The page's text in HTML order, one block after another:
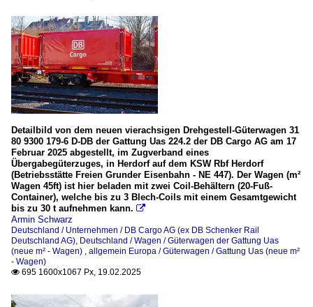
Detailbild von dem neuen vierachsigen Drehgestell-Güterwagen 31
80 9300 179-6 D-DB der Gattung Uas 224.2 der DB Cargo AG am 17
Februar 2025 abgestellt, im Zugverband eines
Übergabegüterzuges, in Herdorf auf dem KSW Rbf Herdorf
(Betriebsstätte Freien Grunder Eisenbahn - NE 447). Der Wagen (m²
Wagen 45ft) ist hier beladen mit zwei Coil-Behältern (20-Fuß-
Container), welche bis zu 3 Blech-Coils mit einem Gesamtgewicht
bis zu 30 t aufnehmen kann. 
Armin Schwarz
Deutschland / Unternehmen / DB Cargo AG (ex DB Schenker Rail
Deutschland AG), Deutschland / Wagen / Güterwagen der Gattung Uas
(neue m² - Wagen) , allgemein Europa / Güterwagen / Gattung Uas (neue m²
- Wagen)
 695 1600x1067 Px, 19.02.2025